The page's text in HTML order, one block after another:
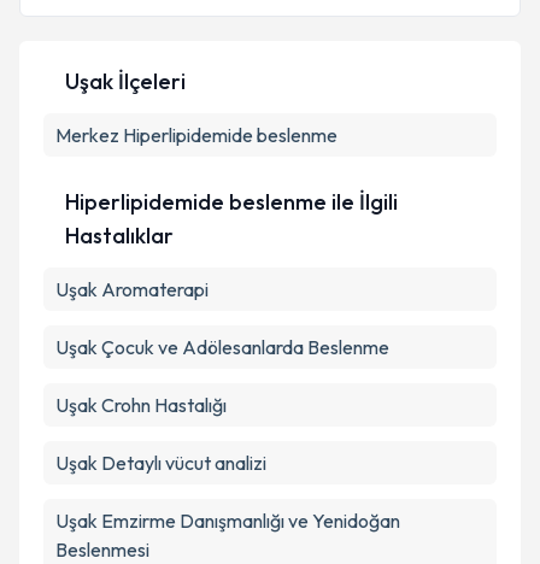
Metni'ni okudum ve kişisel verilerimin belirtilen
Uşak İlçeleri
Merkez Hiperlipidemide beslenme
Hiperlipidemide beslenme ile İlgili
Hastalıklar
Uşak Aromaterapi
Uşak Çocuk ve Adölesanlarda Beslenme
Uşak Crohn Hastalığı
Uşak Detaylı vücut analizi
Uşak Emzirme Danışmanlığı ve Yenidoğan
Beslenmesi